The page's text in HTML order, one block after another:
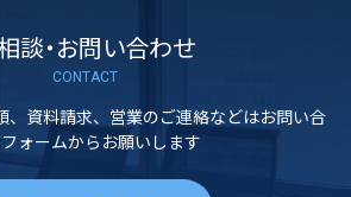
談・お問い合わせ
CONTACT
、資料請求、営業のご連絡などはお問い合
ォームからお願いします